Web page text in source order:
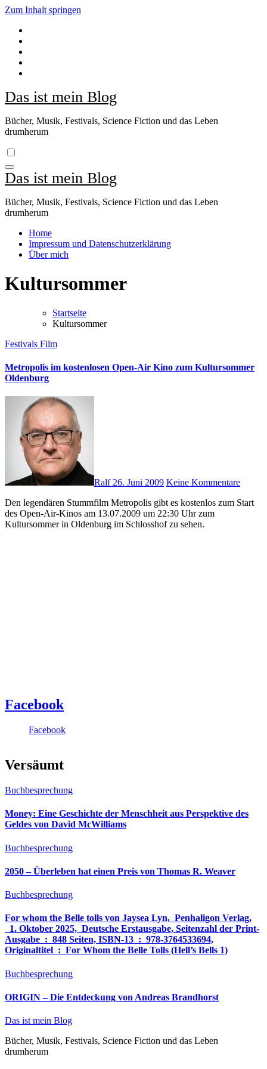
Zum Inhalt springen
Das ist mein Blog
Bücher, Musik, Festivals, Science Fiction und das Leben
drumherum
Das ist mein Blog
Bücher, Musik, Festivals, Science Fiction und das Leben
drumherum
Home
Impressum und Datenschutzerklärung
Über mich
Kultursommer
Startseite
Kultursommer
Festivals Film
Metropolis im kostenlosen Open-Air Kino zum Kultursommer
Oldenburg
Ralf26. Juni 2009 Keine Kommentare
Den legendären Stummfilm Metropolis gibt es kostenlos zum Start
des Open-Air-Kinos am 13.07.2009 um 22:30 Uhr zum
Kultursommer in Oldenburg im Schlosshof zu sehen.
Facebook
Facebook
Versäumt
Buchbesprechung
Money: Eine Geschichte der Menschheit aus Perspektive des
Geldes von David McWilliams
Buchbesprechung
2050 – Überleben hat einen Preis von Thomas R. Weaver
Buchbesprechung
For whom the Belle tolls von Jaysea Lyn, ‎ Penhaligon Verlag,
‎ 1. Oktober 2025, ‎ Deutsche Erstausgabe, Seitenzahl der Print-
Ausgabe ‏ : ‎ 848 Seiten, ISBN-13 ‏ : ‎ 978-3764533694,
Originaltitel ‏ : ‎ For Whom the Belle Tolls (Hell’s Bells 1)
Buchbesprechung
ORIGIN – Die Entdeckung von Andreas Brandhorst
Das ist mein Blog
Bücher, Musik, Festivals, Science Fiction und das Leben
drumherum